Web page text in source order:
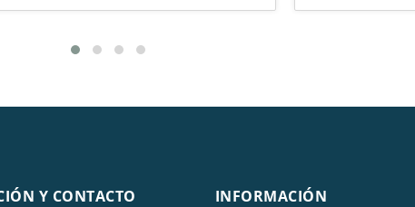
Y CONTACTO INFORMACIÓN